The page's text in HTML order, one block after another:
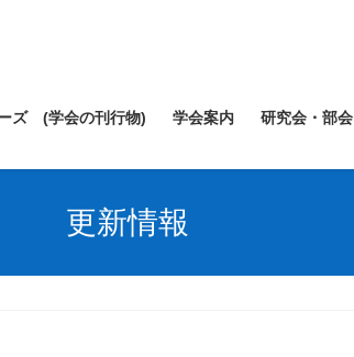
ズ (学会の刊行物) 学会案内 研究会・部会
更新情報